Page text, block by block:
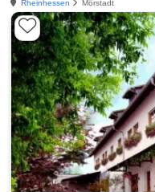
Rheinhessen Mörstadt